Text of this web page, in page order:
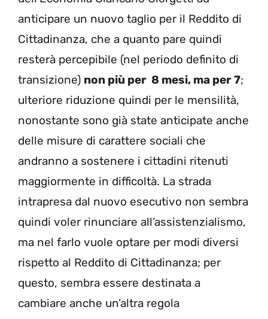
anticipare un nuovo taglio per il Reddito di
Cittadinanza, che a quanto pare quindi
resterà percepibile (nel periodo definito di
transizione) non più per 8 mesi, ma per 7;
ulteriore riduzione quindi per le mensilità,
nonostante sono già state anticipate anche
delle misure di carattere sociali che
andranno a sostenere i cittadini ritenuti
maggiormente in difficoltà. La strada
intrapresa dal nuovo esecutivo non sembra
quindi voler rinunciare all’assistenzialismo,
ma nel farlo vuole optare per modi diversi
rispetto al Reddito di Cittadinanza; per
questo, sembra essere destinata a
cambiare anche un’altra regola